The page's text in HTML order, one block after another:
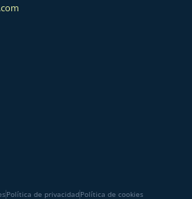
Política de privacidadPolítica de cookies